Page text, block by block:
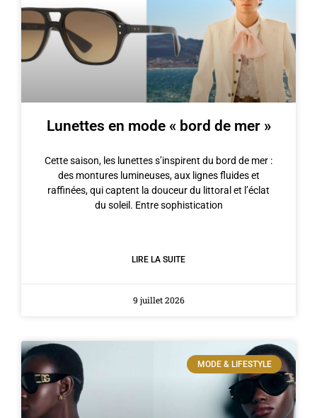
Lunettes en mode « bord de mer »
Cette saison, les lunettes s’inspirent du bord de mer :
des montures lumineuses, aux lignes fluides et
raffinées, qui captent la douceur du littoral et l’éclat
du soleil. Entre sophistication
LIRE LA SUITE
9 juillet 2026
MODE & LIFESTYLE